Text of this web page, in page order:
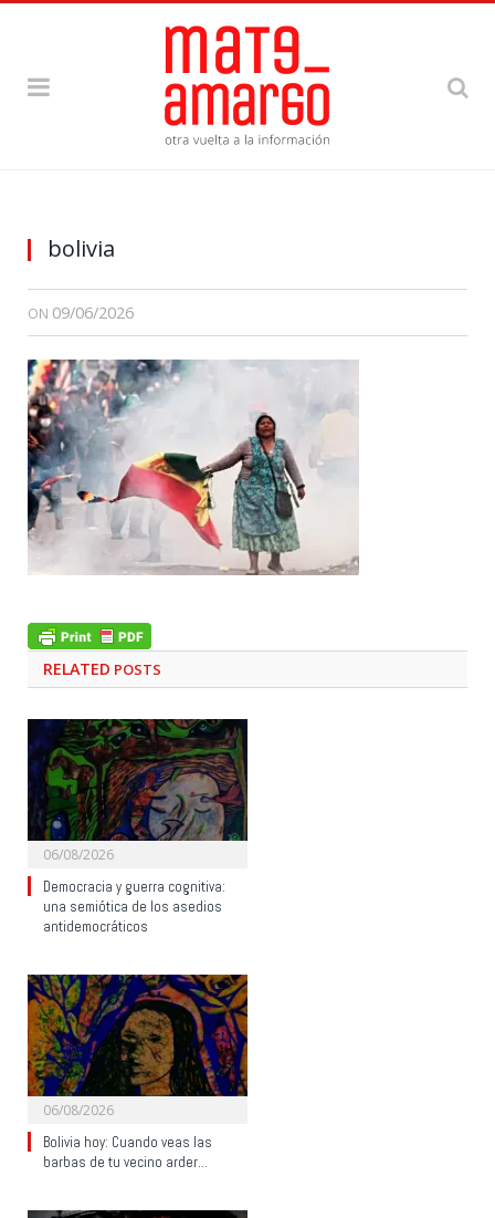
bolivia
ON 09/06/2026
RELATED POSTS
06/08/2026
Democracia y guerra cognitiva:
una semiótica de los asedios
antidemocráticos
06/08/2026
Bolivia hoy: Cuando veas las
barbas de tu vecino arder…